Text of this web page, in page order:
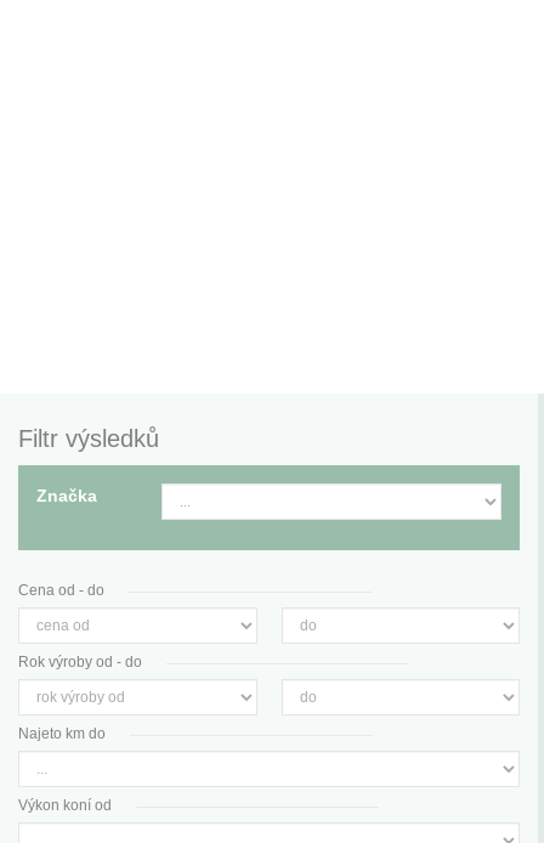
Filtr výsledků
Značka
Cena od - do
Rok výroby od - do
Najeto km do
Výkon koní od